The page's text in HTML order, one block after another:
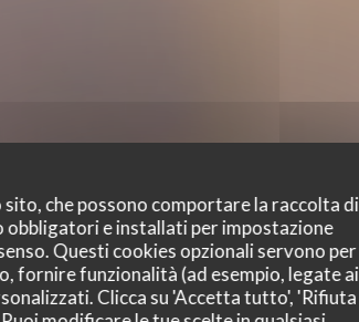
che possono comportare la raccolta di
obbligatori e installati per impostazione
Questi cookies opzionali servono per
fornire funzionalità (ad esempio, legate ai
Clicca su 'Accetta tutto', 'Rifiuta